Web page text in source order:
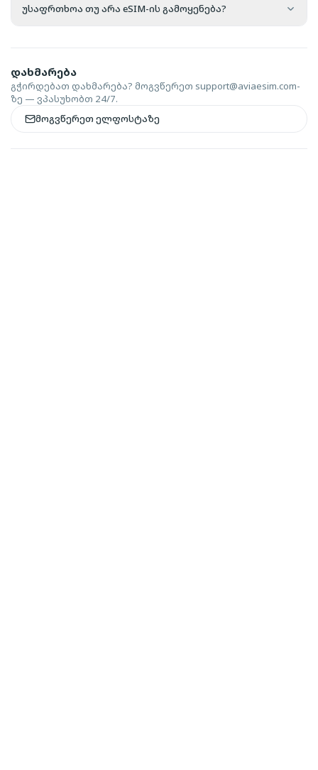
უსაფრთხოა თუ არა eSIM-ის გამოყენება?
დახმარება
გჭირდებათ დახმარება? მოგვწერეთ support@aviaesim.com-
ზე — ვპასუხობთ 24/7.
მოგვწერეთ ელფოსტაზე